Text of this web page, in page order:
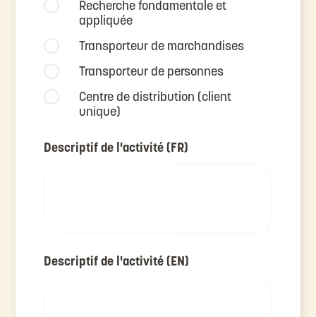
Recherche fondamentale et
appliquée
Transporteur de marchandises
Transporteur de personnes
Centre de distribution (client
unique)
Descriptif de l'activité (FR)
Descriptif de l'activité (EN)